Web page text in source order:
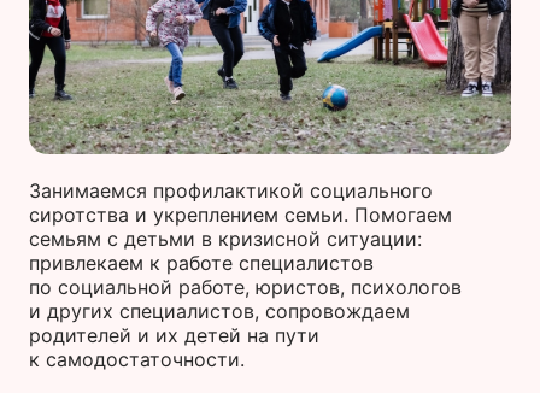
Занимаемся профилактикой социального
сиротства и укреплением семьи. Помогаем
семьям с детьми в кризисной ситуации:
привлекаем к работе специалистов
по социальной работе, юристов, психологов
и других специалистов, сопровождаем
родителей и их детей на пути
к самодостаточности.